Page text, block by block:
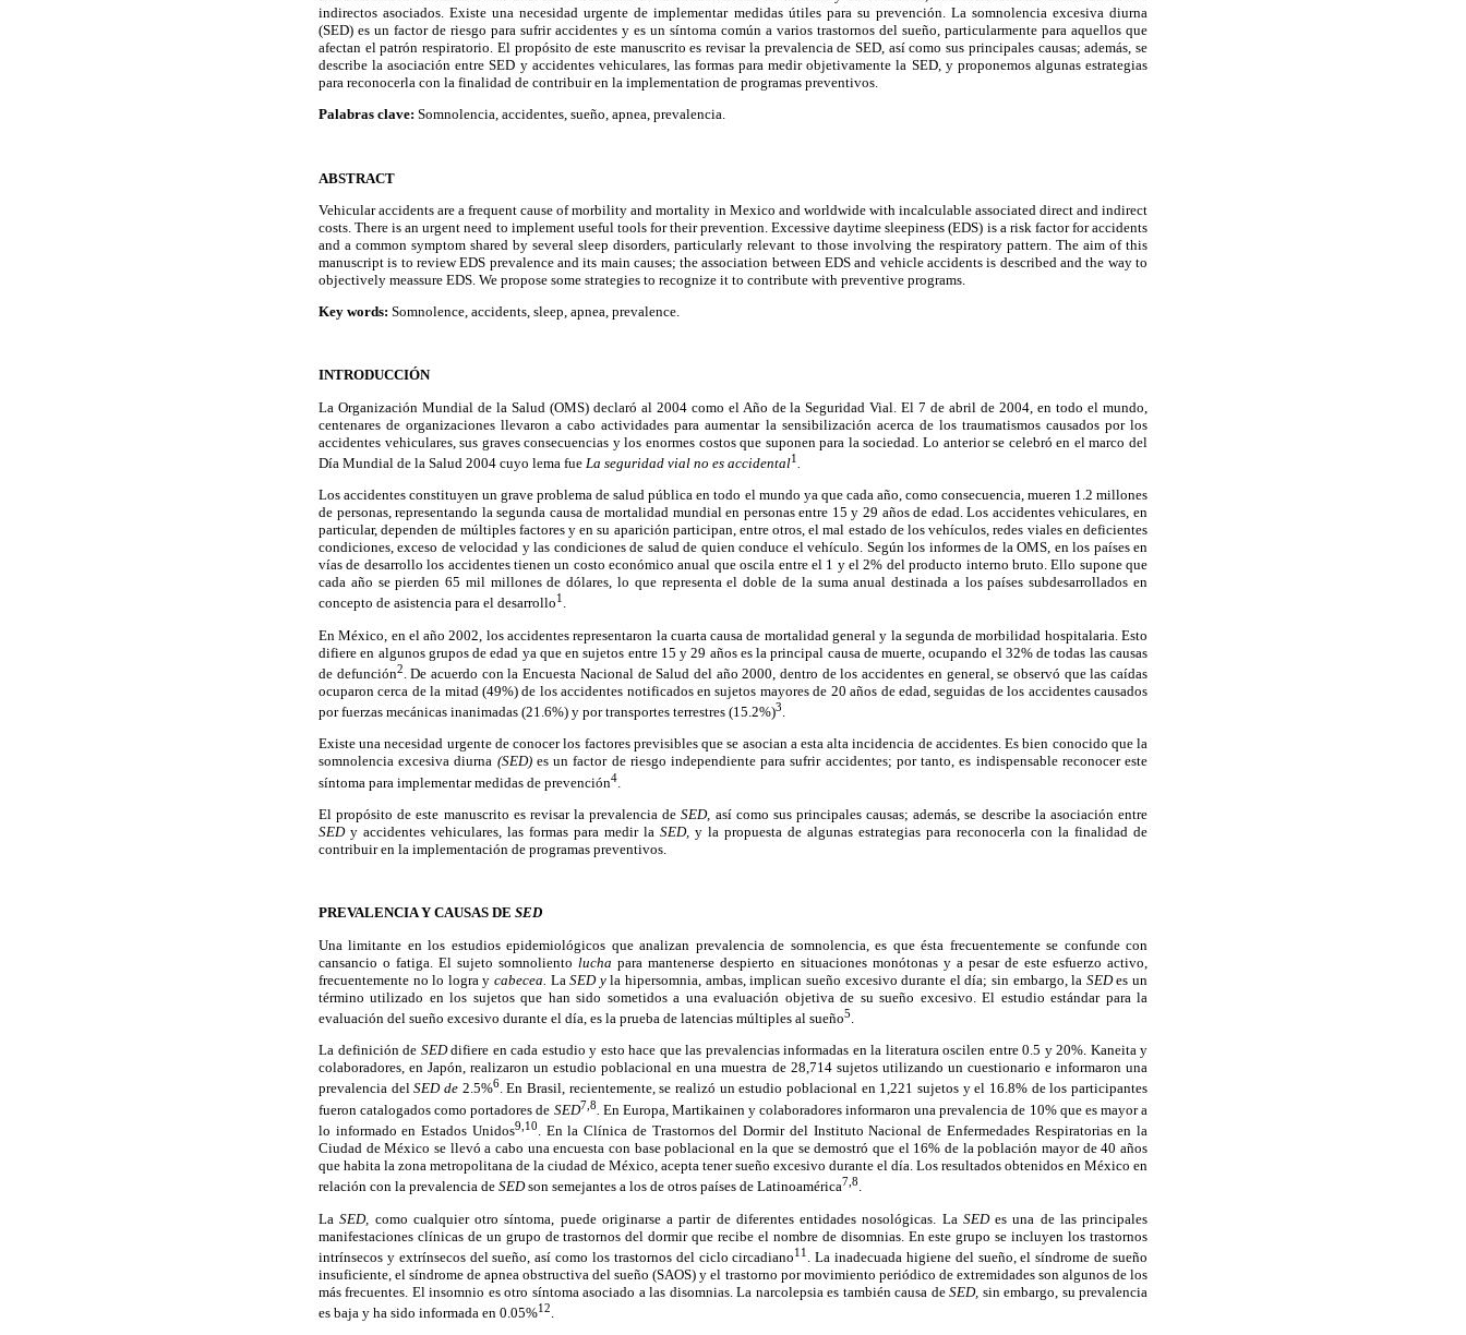
indirectos asociados. Existe una necesidad urgente de implementar medidas útiles para su prevención. La somnolencia excesiva diurna
(SED) es un factor de riesgo para sufrir accidentes y es un síntoma común a varios trastornos del sueño, particularmente para aquellos que
afectan el patrón respiratorio. El propósito de este manuscrito es revisar la prevalencia de SED, así como sus principales causas; además, se
describe la asociación entre SED y accidentes vehiculares, las formas para medir objetivamente la SED, y proponemos algunas estrategias
para reconocerla con la finalidad de contribuir en la implementation de programas preventivos.
Palabras clave: Somnolencia, accidentes, sueño, apnea, prevalencia.
ABSTRACT
Vehicular accidents are a frequent cause of morbility and mortality in Mexico and worldwide with incalculable associated direct and indirect
costs. There is an urgent need to implement useful tools for their prevention. Excessive daytime sleepiness (EDS) is a risk factor for accidents
and a common symptom shared by several sleep disorders, particularly relevant to those involving the respiratory pattern. The aim of this
manuscript is to review EDS prevalence and its main causes; the association between EDS and vehicle accidents is described and the way to
objectively meassure EDS. We propose some strategies to recognize it to contribute with preventive programs.
Key words: Somnolence, accidents, sleep, apnea, prevalence.
INTRODUCCIÓN
La Organización Mundial de la Salud (OMS) declaró al 2004 como el Año de la Seguridad Vial. El 7 de abril de 2004, en todo el mundo,
centenares de organizaciones llevaron a cabo actividades para aumentar la sensibilización acerca de los traumatismos causados por los
accidentes vehiculares, sus graves consecuencias y los enormes costos que suponen para la sociedad. Lo anterior se celebró en el marco del
Día Mundial de la Salud 2004 cuyo lema fue La seguridad vial no es accidental1
Los accidentes constituyen un grave problema de salud pública en todo el mundo ya que cada año, como consecuencia, mueren 1.2 millones
de personas, representando la segunda causa de mortalidad mundial en personas entre 15 y 29 años de edad. Los accidentes vehiculares, en
particular, dependen de múltiples factores y en su aparición participan, entre otros, el mal estado de los vehículos, redes viales en deficientes
condiciones, exceso de velocidad y las condiciones de salud de quien conduce el vehículo. Según los informes de la OMS, en los países en
vías de desarrollo los accidentes tienen un costo económico anual que oscila entre el 1 y el 2% del producto interno bruto. Ello supone que
cada año se pierden 65 mil millones de dólares, lo que representa el doble de la suma anual destinada a los países subdesarrollados en
concepto de asistencia para el desarrollo1 .
En México, en el año 2002, los accidentes representaron la cuarta causa de mortalidad general y la segunda de morbilidad hospitalaria. Esto
difiere en algunos grupos de edad ya que en sujetos entre 15 y 29 años es la principal causa de muerte, ocupando el 32% de todas las causas
de defunción2 . De acuerdo con la Encuesta Nacional de Salud del año 2000, dentro de los accidentes en general, se observó que las caídas
ocuparon cerca de la mitad (49%) de los accidentes notificados en sujetos mayores de 20 años de edad, seguidas de los accidentes causados
por fuerzas mecánicas inanimadas (21.6%) y por transportes terrestres (15.2%)3.
Existe una necesidad urgente de conocer los factores previsibles que se asocian a esta alta incidencia de accidentes. Es bien conocido que la
somnolencia excesiva diurna (SED) es un factor de riesgo independiente para sufrir accidentes; por tanto, es indispensable reconocer este
síntoma para implementar medidas de prevención4
El propósito de este manuscrito es revisar la prevalencia deSED, así como sus principales causas; además, se describe la asociación entre
SED y accidentes vehiculares, las formas para medir la SED, y la propuesta de algunas estrategias para reconocerla con la finalidad de
contribuir en la implementación de programas preventivos.
PREVALENCIA Y CAUSAS DE SED
Una limitante en los estudios epidemiológicos que analizan prevalencia de somnolencia, es que ésta frecuentemente se confunde con
cansancio o fatiga. El sujeto somnoliento luchapara mantenerse despierto en situaciones monótonas y a pesar de este esfuerzo activo,
frecuentemente no lo logra ycabecea. LaSED yla hipersomnia, ambas, implican sueño excesivo durante el día; sin embargo, la SEDes un
término utilizado en los sujetos que han sido sometidos a una evaluación objetiva de su sueño excesivo. El estudio estándar para la
evaluación del sueño excesivo durante el día, es la prueba de latencias múltiples al sueño5
La definición de SEDdifiere en cada estudio y esto hace que las prevalencias informadas en la literatura oscilen entre 0.5 y 20%. Kaneita y
colaboradores, en Japón, realizaron un estudio poblacional en una muestra de 28,714 sujetos utilizando un cuestionario e informaron una
prevalencia delSED de 2.5%6. En Brasil, recientemente, se realizó un estudio poblacional en 1,221 sujetos y el 16.8% de los participantes
fueron catalogados como portadores de SED7,8 En Europa, Martikainen y colaboradores informaron una prevalencia de 10% que es mayor a
lo informado en Estados Unidos9,10. En la Clínica de Trastornos del Dormir del Instituto Nacional de Enfermedades Respiratorias en la
Ciudad de México se llevó a cabo una encuesta con base poblacional en la que se demostró que el 16% de la población mayor de 40 años
que habita la zona metropolitana de la ciudad de México, acepta tener sueño excesivo durante el día. Los resultados obtenidos en México en
relación con la prevalencia de SEDson semejantes a los de otros países de Latinoamérica7 ,8.
LaSED, como cualquier otro síntoma, puede originarse a partir de diferentes entidades nosológicas. La SED es una de las principales
manifestaciones clínicas de un grupo de trastornos del dormir que recibe el nombre de disomnias. En este grupo se incluyen los trastornos
intrínsecos y extrínsecos del sueño, así como los trastornos del ciclo circadiano11
. La inadecuada higiene del sueño, el síndrome de sueño
insuficiente, el síndrome de apnea obstructiva del sueño (SAOS) y el trastorno por movimiento periódico de extremidades son algunos de los
más frecuentes. El insomnio es otro síntoma asociado a las disomnias. La narcolepsia es también causa deSED, sin embargo, su prevalencia
es baja y ha sido informada en 0.05%12.